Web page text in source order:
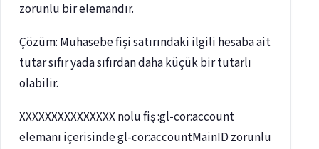
zorunlu bir elemandır.
Çözüm: Muhasebe fişi satırındaki ilgili hesaba ait
tutar sıfır yada sıfırdan daha küçük bir tutarlı
olabilir.
XXXXXXXXXXXXXXX nolu fiş :gl-cor:account
elemanı içerisinde gl-cor:accountMainID zorunlu